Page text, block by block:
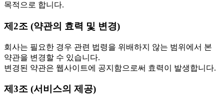
목적으로 합니다.
제2조 (약관의 효력 및 변경)
회사는 필요한 경우 관련 법령을 위배하지 않는 범위에서 본
약관을 변경할 수 있습니다.
변경된 약관은 웹사이트에 공지함으로써 효력이 발생합니다.
제3조 (서비스의 제공)